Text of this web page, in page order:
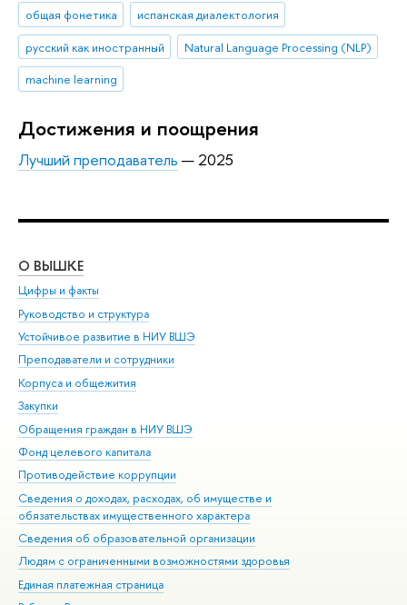
общая фонетика
испанская диалектология
русский как иностранный
Natural Language Processing (NLP)
machine learning
Достижения и поощрения
Лучший преподаватель — 2025
О ВЫШКЕ
Цифры и факты
Руководство и структура
Устойчивое развитие в НИУ ВШЭ
Преподаватели и сотрудники
Корпуса и общежития
Закупки
Обращения граждан в НИУ ВШЭ
Фонд целевого капитала
Противодействие коррупции
Сведения о доходах, расходах, об имуществе и
обязательствах имущественного характера
Сведения об образовательной организации
Людям с ограниченными возможностями здоровья
Единая платежная страница